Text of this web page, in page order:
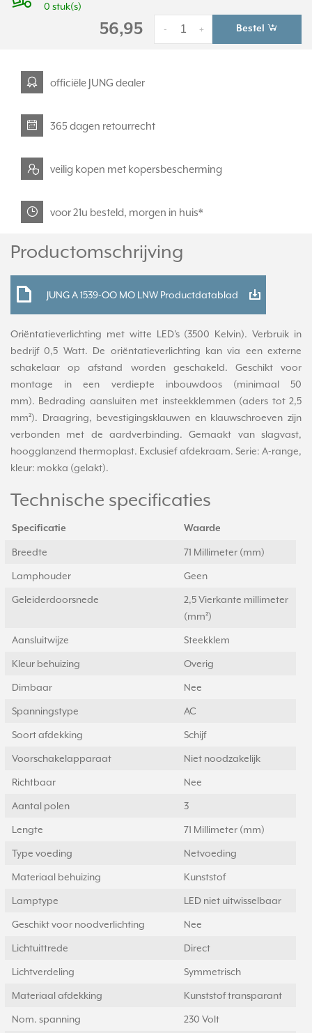
0 stuk(s)
56,95 +
- Bestel
officiële JUNG dealer
365 dagen retourrecht
veilig kopen met kopersbescherming
voor 21u besteld, morgen in huis*
Productomschrijving
JUNG A 1539-OO MO LNW Productdatablad
Oriëntatieverlichting met witte LED's (3500 Kelvin). Verbruik in
bedrijf 0,5 Watt. De oriëntatieverlichting kan via een externe
schakelaar op afstand worden geschakeld. Geschikt voor
montage in een verdiepte inbouwdoos (minimaal 50
mm). Bedrading aansluiten met insteekklemmen (aders tot 2,5
mm²). Draagring, bevestigingsklauwen en klauwschroeven zijn
verbonden met de aardverbinding. Gemaakt van slagvast,
hoogglanzend thermoplast. Exclusief afdekraam. Serie: A-range,
kleur: mokka (gelakt).
Technische specificaties
Specificatie Waarde
Breedte 71 Millimeter (mm)
Lamphouder Geen
Geleiderdoorsnede
2,5 Vierkante millimeter
(mm²)
Aansluitwijze Steekklem
Kleur behuizing Overig
Dimbaar Nee
Spanningstype AC
Soort afdekking Schijf
Voorschakelapparaat Niet noodzakelijk
Richtbaar Nee
Aantal polen 3
Lengte 71 Millimeter (mm)
Type voeding Netvoeding
Materiaal behuizing Kunststof
Lamptype LED niet uitwisselbaar
Geschikt voor noodverlichting Nee
Lichtuittrede Direct
Lichtverdeling Symmetrisch
Materiaal afdekking Kunststof transparant
Nom. spanning 230 Volt